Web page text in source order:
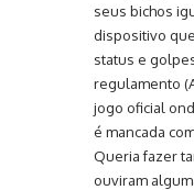
seus bichos
dispositivo
status e
regulamento
jogo oficial
é mancada
Queria fazer
ouviram